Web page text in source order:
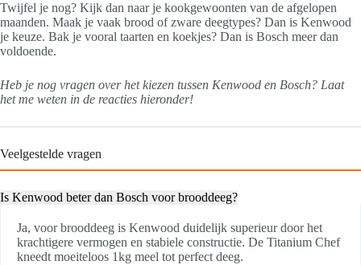
Twijfel je nog? Kijk dan naar je kookgewoonten van de afgelopen
maanden. Maak je vaak brood of zware deegtypes? Dan is Kenwood
je keuze. Bak je vooral taarten en koekjes? Dan is Bosch meer dan
voldoende.
Heb je nog vragen over het kiezen tussen Kenwood en Bosch? Laat
het me weten in de reacties hieronder!
Veelgestelde vragen
Is Kenwood beter dan Bosch voor brooddeeg?
Ja, voor brooddeeg is Kenwood duidelijk superieur door het
krachtigere vermogen en stabiele constructie. De Titanium Chef
kneedt moeiteloos 1kg meel tot perfect deeg.